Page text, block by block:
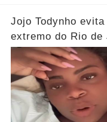
Jojo Todynho
extremo do Rio